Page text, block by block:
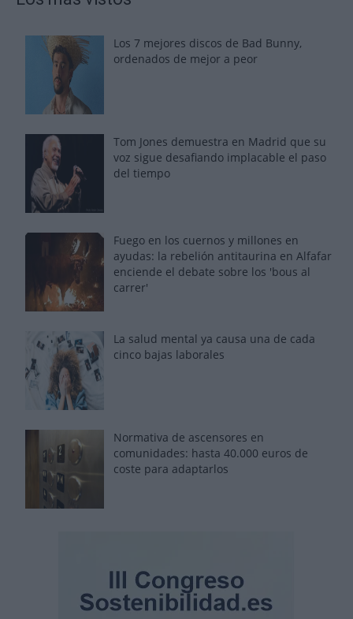
Los 7 mejores discos de Bad Bunny,
ordenados de mejor a peor
Tom Jones demuestra en Madrid que su
voz sigue desafiando implacable el paso
del tiempo
Fuego en los cuernos y millones en
ayudas: la rebelión antitaurina en Alfafar
enciende el debate sobre los 'bous al
carrer'
La salud mental ya causa una de cada
cinco bajas laborales
Normativa de ascensores en
comunidades: hasta 40.000 euros de
coste para adaptarlos